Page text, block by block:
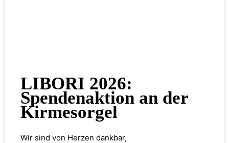
LIBORI 2026:
Spendenaktion an der
Kirmesorgel
Wir sind von Herzen dankbar,